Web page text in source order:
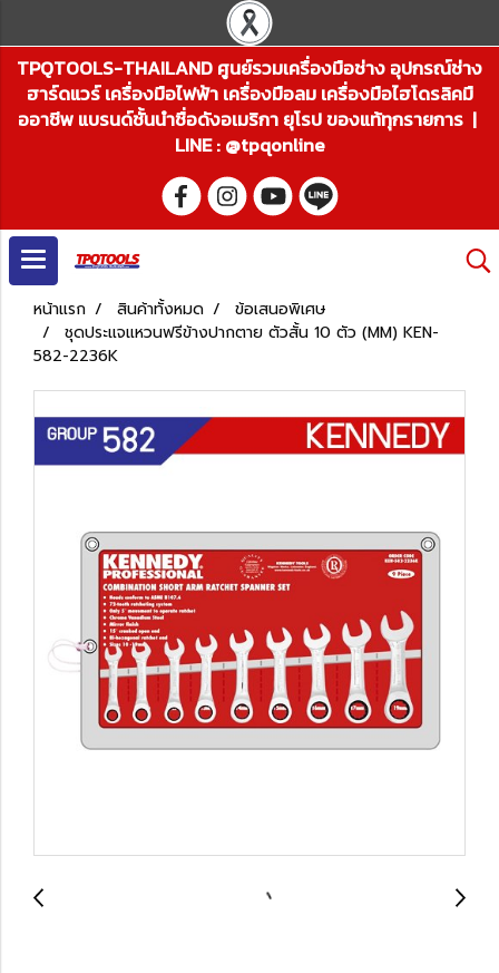
TPQTOOLS-THAILAND ศูนย์รวมเครื่องมือช่าง อุปกรณ์ช่าง
ฮาร์ดแวร์ เครื่องมือไฟฟ้า เครื่องมือลม เครื่องมือไฮโดรลิคมื
ออาชีพ แบรนด์ชั้นนำชื่อดังอเมริกา ยุโรป ของแท้ทุกรายการ |
LINE : @tpqonline
หน้าแรก สินค้าทั้งหมด
ข้อเสนอพิเศษ
ชุดประแจแหวนฟรีข้างปากตาย ตัวสั้น 10 ตัว (MM) KEN-
582-2236K